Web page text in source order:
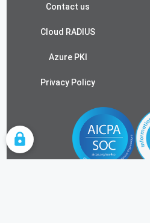
Contact us
Cloud RADIUS
Azure PKI
Privacy Policy
COOKIE SETTINGS